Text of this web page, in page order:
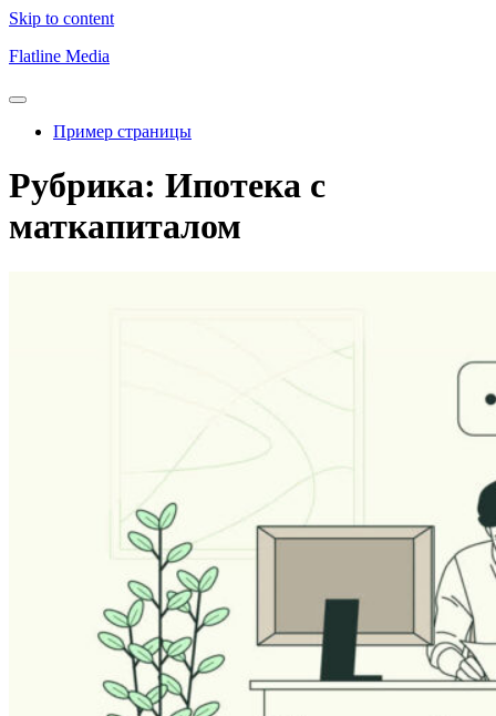
Skip to content
Flatline Media
Пример страницы
Рубрика: Ипотека с
маткапиталом